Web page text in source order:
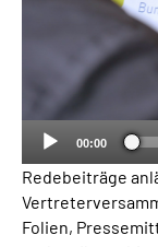
00:00
Redebeiträge
Folien,